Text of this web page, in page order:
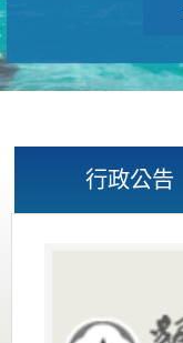
行政公告